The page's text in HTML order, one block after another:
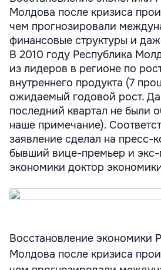
Молдова после кризиса
чем прогнозировали
финансовые структуры и
В 2010 году Республика
из лидеров в регионе по
внутреннего продукта (7
ожидаемый годовой рост.
последний квартал не были
наше примечание).
заявление сделал на пресс-
бывший вице-премьер и
экономики доктор
Восстановление экономики
Молдова после кризиса